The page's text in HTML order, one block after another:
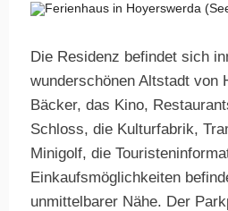
Die Residenz befindet sich
wunderschönen Altstadt von
Bäcker, das Kino,
Schloss, die Kulturfabrik,
Minigolf, die
Einkaufsmöglichkeiten
unmittelbarer Nähe. Der